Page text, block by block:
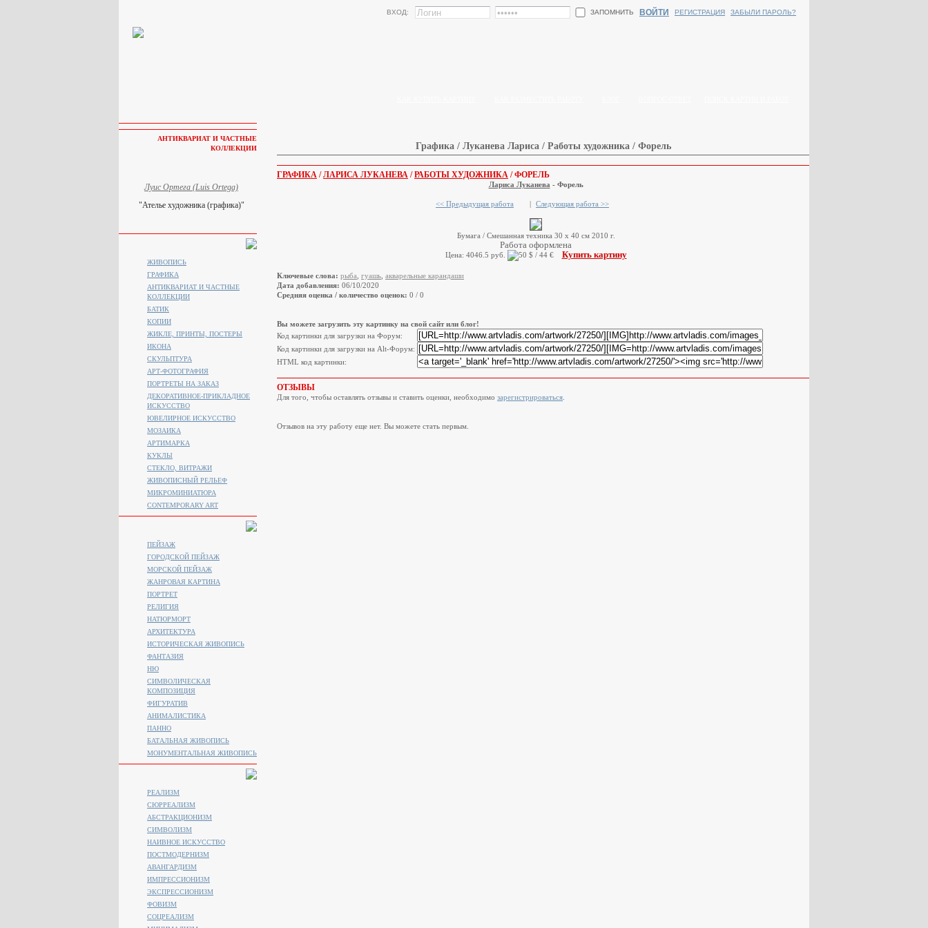
ВХОД: ЗАПОМНИТЬ ВОЙТИ РЕГИСТРАЦИЯ ЗАБЫЛИ ПАРОЛЬ?
Графика / Луканева Лариса / Работы художника / Форель
ГРАФИКА /ЛАРИСА ЛУКАНЕВА /РАБОТЫ ХУДОЖНИКА / ФОРЕЛЬ
Лариса Луканева - Форель
<< Предыдущая работа | Следующая работа >>
Бумага / Смешанная техника 30 х 40 см 2010 г.
Работа оформлена
Цена: 4046.5 руб. Купить картину
Ключевые слова: рыба гуашь акварельные карандаши
Дата добавления: 06/10/2020
Средняя оценка / количество оценок: 0 / 0
Вы можете загрузить эту картинку на свой сайт или блог!
Код картинки для загрузки на Форум:
Код картинки для загрузки на Alt-Форум:
HTML код картинки:
ОТЗЫВЫ
Для того, чтобы оставлять отзывы и ставить оценки, необходимо зарегистрироваться
Отзывов на эту работу еще нет. Вы можете стать первым.
АНТИКВАРИАТ И ЧАСТНЫЕ
КОЛЛЕКЦИИ
Луис Ортега (Luis Ortega)
"Ателье художника (графика)"
ЖИВОПИСЬ
ГРАФИКА
АНТИКВАРИАТ И ЧАСТНЫЕ
КОЛЛЕКЦИИ
БАТИК
КОПИИ
ЖИКЛЕ, ПРИНТЫ, ПОСТЕРЫ
ИКОНА
СКУЛЬПТУРА
АРТ-ФОТОГРАФИЯ
ПОРТРЕТЫ НА ЗАКАЗ
ДЕКОРАТИВНОЕ-ПРИКЛАДНОЕ
ИСКУССТВО
ЮВЕЛИРНОЕ ИСКУССТВО
МОЗАИКА
АРТИМАРКА
КУКЛЫ
СТЕКЛО, ВИТРАЖИ
ЖИВОПИСНЫЙ РЕЛЬЕФ
МИКРОМИНИАТЮРА
CONTEMPORARY ART
ПЕЙЗАЖ
ГОРОДСКОЙ ПЕЙЗАЖ
МОРСКОЙ ПЕЙЗАЖ
ЖАНРОВАЯ КАРТИНА
ПОРТРЕТ
РЕЛИГИЯ
НАТЮРМОРТ
АРХИТЕКТУРА
ИСТОРИЧЕСКАЯ ЖИВОПИСЬ
ФАНТАЗИЯ
НЮ
СИМВОЛИЧЕСКАЯ
КОМПОЗИЦИЯ
ФИГУРАТИВ
АНИМАЛИСТИКA
ПАННО
БАТАЛЬНАЯ ЖИВОПИСЬ
МОНУМЕНТАЛЬНАЯ ЖИВОПИСЬ
РЕАЛИЗМ
СЮРРЕАЛИЗМ
АБСТРАКЦИОНИЗМ
СИМВОЛИЗМ
НАИВНОЕ ИСКУССТВО
ПОСТМОДЕРНИЗМ
АВАНГАРДИЗМ
ИМПРЕССИОНИЗМ
ЭКСПРЕССИОНИЗМ
ФОВИЗМ
СОЦРЕАЛИЗМ